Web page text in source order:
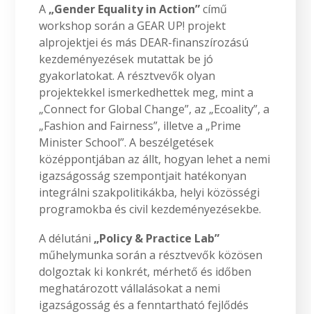
A „Gender Equality in Action”című
workshop során a GEAR UP! projekt
alprojektjei és más DEAR-finanszírozású
kezdeményezések mutattak be jó
gyakorlatokat. A résztvevők olyan
projektekkel ismerkedhettek meg, mint a
„Connect for Global Change”, az „Ecoality”, a
„Fashion and Fairness”, illetve a „Prime
Minister School”. A beszélgetések
középpontjában az állt, hogyan lehet a nemi
igazságosság szempontjait hatékonyan
integrálni szakpolitikákba, helyi közösségi
programokba és civil kezdeményezésekbe.
A délutáni „Policy & Practice Lab”
műhelymunka során a résztvevők közösen
dolgoztak ki konkrét, mérhető és időben
meghatározott vállalásokat a nemi
igazságosság és a fenntartható fejlődés